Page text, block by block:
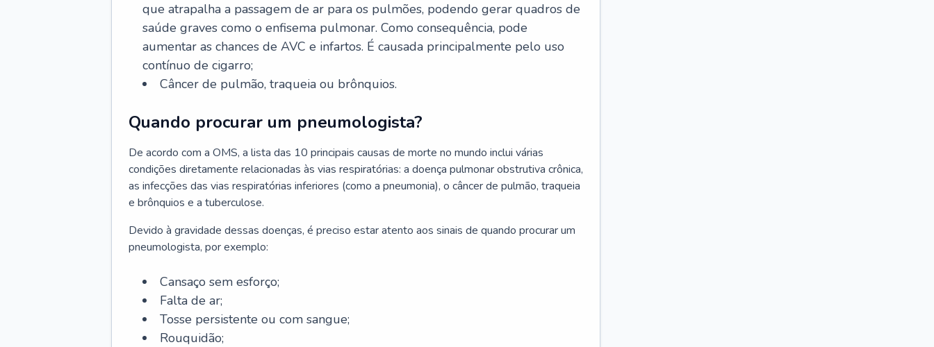
que atrapalha a passagem de ar para os pulmões, podendo gerar quadros de
saúde graves como o enfisema pulmonar. Como consequência, pode
aumentar as chances de AVC e infartos. É causada principalmente pelo uso
contínuo de cigarro;
Câncer de pulmão, traqueia ou brônquios.
Quando procurar um pneumologista?
De acordo com a OMS, a lista das 10 principais causas de morte no mundo inclui várias
condições diretamente relacionadas às vias respiratórias: a doença pulmonar obstrutiva crônica,
as infecções das vias respiratórias inferiores (como a pneumonia), o câncer de pulmão, traqueia
e brônquios e a tuberculose.
Devido à gravidade dessas doenças, é preciso estar atento aos sinais de quando procurar um
pneumologista, por exemplo:
Cansaço sem esforço;
Falta de ar;
Tosse persistente ou com sangue;
Rouquidão;